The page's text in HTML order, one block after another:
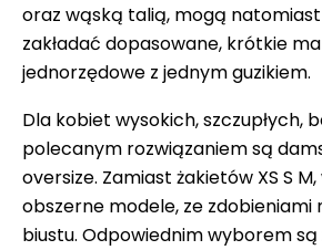
oraz wąską talią, mogą
zakładać dopasowane, krótkie
jednorzędowe z jednym guzikiem.
Dla kobiet wysokich, szczupłych,
polecanym rozwiązaniem są
oversize. Zamiast żakietów XS S
obszerne modele, ze zdobieniami
biustu. Odpowiednim wyborem